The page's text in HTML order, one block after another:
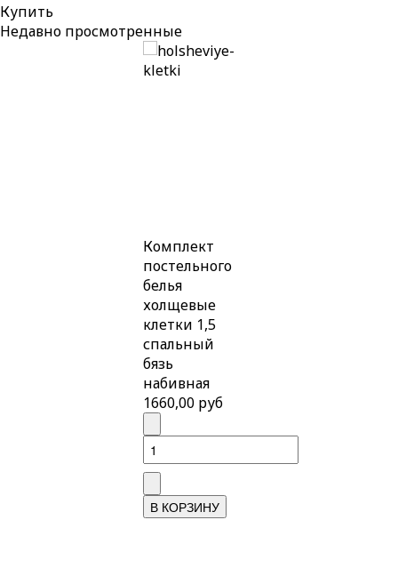
Купить
Недавно просмотренные
Комплект
постельного
белья
холщевые
клетки 1,5
спальный
бязь
набивная
1660,00 руб